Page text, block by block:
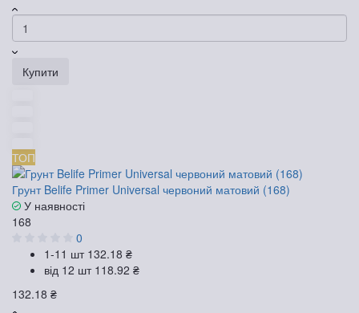
Купити
ТОП
Грунт Belife Primer Universal червоний матовий (168)
У наявності
168
0
1-11 шт 132.18 ₴
від 12 шт 118.92 ₴
132.18 ₴